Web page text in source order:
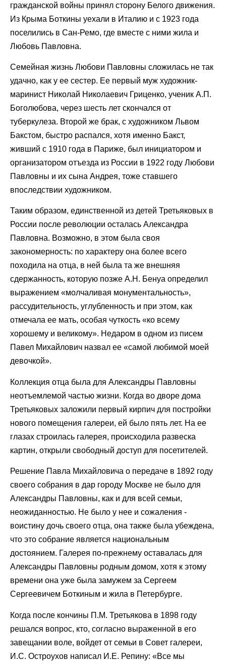
гражданской войны принял сторону Белого движения.
Из Крыма Боткины уехали в Италию и с 1923 года
поселились в Сан-Ремо, где вместе с ними жила и
Любовь Павловна.
Семейная жизнь Любови Павловны сложилась не так
удачно, как у ее сестер. Ее первый муж художник-
маринист Николай Николаевич Гриценко, ученик А.П.
Боголюбова, через шесть лет скончался от
туберкулеза. Второй же брак, с художником Львом
Бакстом, быстро распался, хотя именно Бакст,
живший с 1910 года в Париже, был инициатором и
организатором отъезда из России в 1922 году Любови
Павловны и их сына Андрея, тоже ставшего
впоследствии художником.
Таким образом, единственной из детей Третьяковых в
России после революции осталась Александра
Павловна. Возможно, в этом была своя
закономерность: по характеру она более всего
походила на отца, в ней была та же внешняя
сдержанность, которую позже А.Н. Бенуа определил
выражением «молчаливая монументальность»,
рассудительность, углубленность и при этом, как
отмечала ее мать, особая чуткость «ко всему
хорошему и великому». Недаром в одном из писем
Павел Михайлович назвал ее «самой любимой моей
девочкой».
Коллекция отца была для Александры Павловны
неотъемлемой частью жизни. Когда во дворе дома
Третьяковых заложили первый кирпич для постройки
нового помещения галереи, ей было пять лет. На ее
глазах строилась галерея, происходила развеска
картин, открыли свободный доступ для посетителей.
Решение Павла Михайловича о передаче в 1892 году
своего собрания в дар городу Москве не было для
Александры Павловны, как и для всей семьи,
неожиданностью. Не было у нее и сожаления -
воистину дочь своего отца, она также была убеждена,
что это собрание является национальным
достоянием. Галерея по-прежнему оставалась для
Александры Павловны родным домом, хотя к этому
времени она уже была замужем за Сергеем
Сергеевичем Боткиным и жила в Петербурге.
Когда после кончины П.М. Третьякова в 1898 году
решался вопрос, кто, согласно выраженной в его
завещании воле, войдет от семьи в Совет галереи,
И.С. Остроухов написал И.Е. Репину: «Все мы